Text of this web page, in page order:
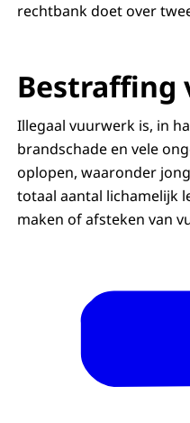
rechtbank doet over
Bestraffing
Illegaal vuurwerk is, in
brandschade en vele
oplopen, waaronder
totaal aantal lichamelijk
maken of afsteken van